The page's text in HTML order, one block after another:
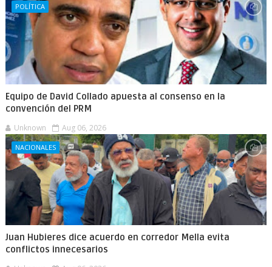
POLÍTICA
Equipo de David Collado apuesta al consenso en la
convención del PRM
Unknown Aug 06, 2026
NACIONALES
Juan Hubieres dice acuerdo en corredor Mella evita
conflictos innecesarios